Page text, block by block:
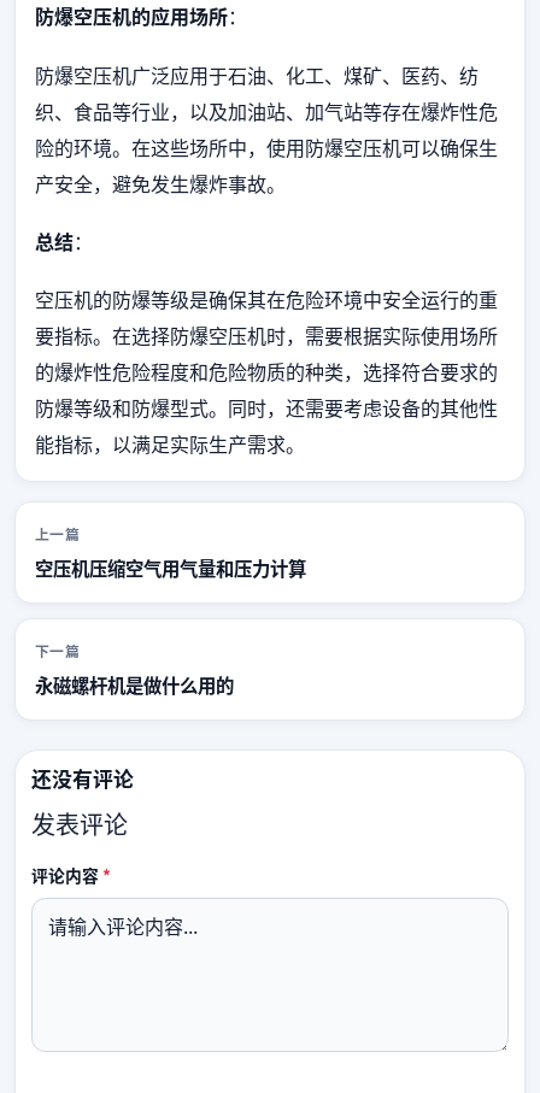
防爆空压机的应用场所：
防爆空压机广泛应用于石油、化工、煤矿、医药、纺
织、食品等行业，以及加油站、加气站等存在爆炸性危
险的环境。在这些场所中，使用防爆空压机可以确保生
产安全，避免发生爆炸事故。
总结：
空压机的防爆等级是确保其在危险环境中安全运行的重
要指标。在选择防爆空压机时，需要根据实际使用场所
的爆炸性危险程度和危险物质的种类，选择符合要求的
防爆等级和防爆型式。同时，还需要考虑设备的其他性
能指标，以满足实际生产需求。
上一篇
空压机压缩空气用气量和压力计算
下一篇
永磁螺杆机是做什么用的
还没有评论
发表评论
评论内容*必填